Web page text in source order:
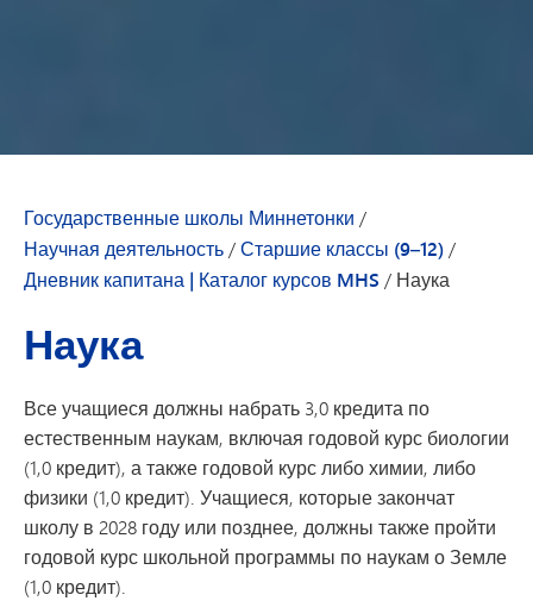
Государственные школы Миннетонки /
Научная деятельность/Старшие классы (9–12)/
Дневник капитана | Каталог курсов MHS / Наука
Наука
Все учащиеся должны набрать 3,0 кредита по
естественным наукам, включая годовой курс биологии
(1,0 кредит), а также годовой курс либо химии, либо
физики (1,0 кредит). Учащиеся, которые закончат
школу в 2028 году или позднее, должны также пройти
годовой курс школьной программы по наукам о Земле
(1,0 кредит).